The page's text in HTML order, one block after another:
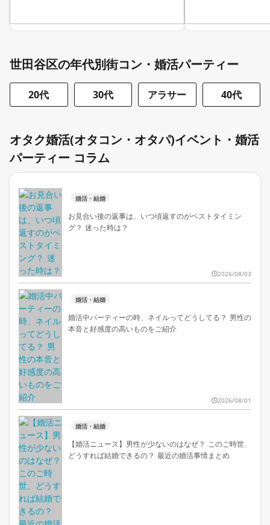
世田谷区の年代別街コン・婚活パーティー
20代 30代 アラサー 40代
オタク婚活(オタコン・オタパ)イベント・婚活
パーティー コラム
婚活・結婚
お見合い後の返事は、いつ頃返すのがベストタイミン
グ？ 迷った時は？
2026/08/03
婚活・結婚
婚活中パーティーの時、ネイルってどうしてる？ 男性の
本音と好感度の高いものをご紹介
2026/08/01
婚活・結婚
【婚活ニュース】男性が少ないのはなぜ？ このご時世、
どうすれば結婚できるの？ 最近の婚活事情まとめ